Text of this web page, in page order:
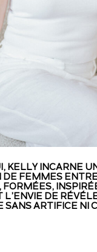
KELLY INCARNE
DE FEMMES
FORMÉES,
L’ENVIE DE
SANS ARTIFICE NI